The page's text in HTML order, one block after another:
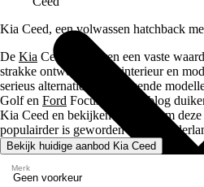
Kia Ceed, een volwassen hatchback
De Kia Ceed is al jaren een vaste
strakke ontwerp, ruime interieur en
serieus alternatief voor bekende
Golf en Ford Focus. In deze blog
Kia Ceed en bekijken we waarom deze
populairder is geworden onder
Bekijk huidige aanbod Kia Ceed
Merk